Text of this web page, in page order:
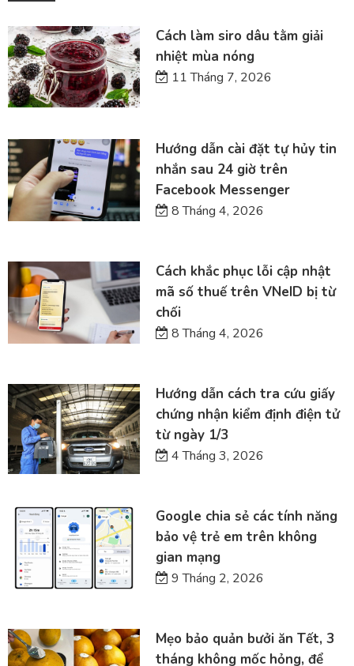
Cách làm siro dâu tằm giải
nhiệt mùa nóng
11 Tháng 7, 2026
Hướng dẫn cài đặt tự hủy tin
nhắn sau 24 giờ trên
Facebook Messenger
8 Tháng 4, 2026
Cách khắc phục lỗi cập nhật
mã số thuế trên VNeID bị từ
chối
8 Tháng 4, 2026
Hướng dẫn cách tra cứu giấy
chứng nhận kiểm định điện tử
từ ngày 1/3
4 Tháng 3, 2026
Google chia sẻ các tính năng
bảo vệ trẻ em trên không
gian mạng
9 Tháng 2, 2026
Mẹo bảo quản bưởi ăn Tết, 3
tháng không mốc hỏng, để